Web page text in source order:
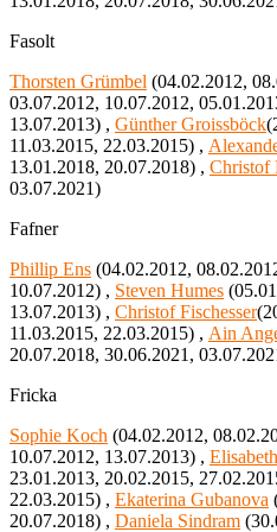
Fasolt
Thorsten Grümbel (04.02.2012,
03.07.2012, 10.07.2012,
13.07.2013) , Günther Groissböck
11.03.2015, 22.03.2015) ,
13.01.2018, 20.07.2018) , Christof
03.07.2021)
Fafner
Phillip Ens (04.02.2012,
10.07.2012) , Steven Humes
13.07.2013) , Christof Fischesser
11.03.2015, 22.03.2015) , Ain
20.07.2018, 30.06.2021,
Fricka
Sophie Koch (04.02.2012,
10.07.2012, 13.07.2013) ,
23.01.2013, 20.02.2015,
22.03.2015) , Ekaterina Gubanova
20.07.2018) , Daniela Sindram